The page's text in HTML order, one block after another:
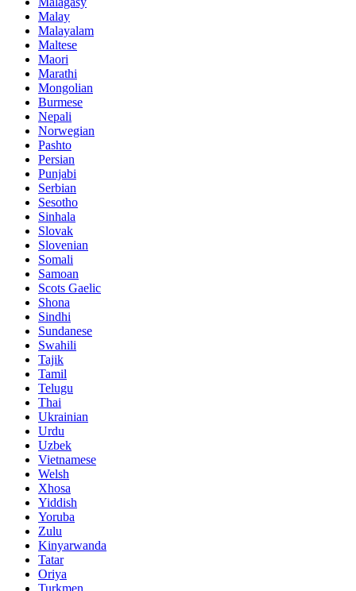
Malay
Malayalam
Maltese
Maori
Marathi
Mongolian
Burmese
Nepali
Norwegian
Pashto
Persian
Punjabi
Serbian
Sesotho
Sinhala
Slovak
Slovenian
Somali
Samoan
Scots Gaelic
Shona
Sindhi
Sundanese
Swahili
Tajik
Tamil
Telugu
Thai
Ukrainian
Urdu
Uzbek
Vietnamese
Welsh
Xhosa
Yiddish
Yoruba
Zulu
Kinyarwanda
Tatar
Oriya
Turkmen